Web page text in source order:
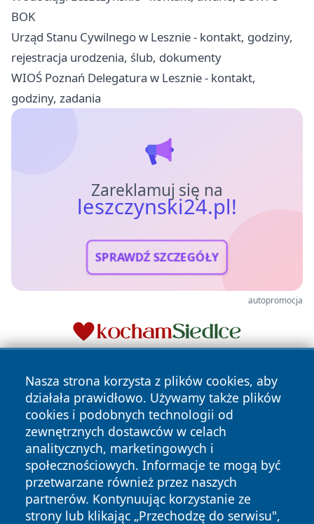
BOK
Urząd Stanu Cywilnego w Lesznie - kontakt, godziny,
rejestracja urodzenia, ślub, dokumenty
WIOŚ Poznań Delegatura w Lesznie - kontakt,
godziny, zadania
Zareklamuj się na
leszczynski24.pl!
SPRAWDŹ SZCZEGÓŁY
autopromocja
Nasza strona korzysta z plików cookies, aby
działała prawidłowo. Używamy także plików
cookies i podobnych technologii od
zewnętrznych dostawców w celach
analitycznych, marketingowych i
społecznościowych. Informacje te mogą być
przetwarzane również przez naszych
partnerów. Kontynuując korzystanie ze
strony lub klikając „Przechodzę do serwisu",
Copyright © 2026 leszczynski24.pl Wszystkie prawa
zastrzeżone.
Polityka Polityka